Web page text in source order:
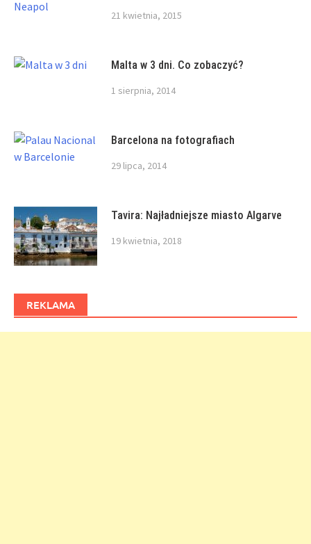
21 kwietnia, 2015
Malta w 3 dni. Co zobaczyć?
1 sierpnia, 2014
Barcelona na fotografiach
29 lipca, 2014
Tavira: Najładniejsze miasto Algarve
19 kwietnia, 2018
REKLAMA